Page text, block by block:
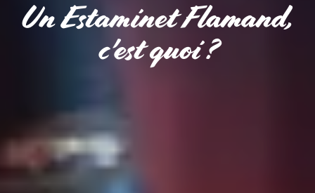
Un Estaminet Flamand,
c'est quoi ?